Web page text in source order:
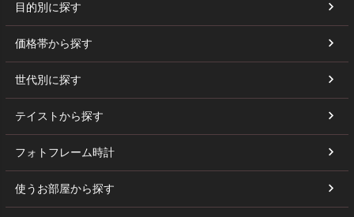
目的別に探す
価格帯から探す
世代別に探す
テイストから探す
フォトフレーム時計
使うお部屋から探す